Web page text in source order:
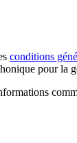
conditions
pour la